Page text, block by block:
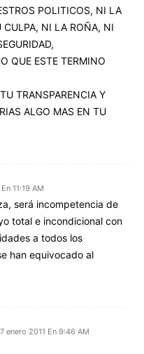
POLITICOS, NI LA
CULPA, NI LA ROÑA, NI
QUE ESTE TERMINO
TRANSPARENCIA Y
ALGO MAS EN TU
11:19 AM
será incompetencia de
total e incondicional con
a todos los
han equivocado al
enero 2011 En 9:46 AM